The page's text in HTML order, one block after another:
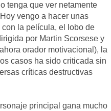
tenga que ver netamente
vengo a hacer unas
la película, el lobo de
por Martin Scorsese y
orador motivacional), la
casos ha sido criticada sin
críticas destructivas
principal gana mucho